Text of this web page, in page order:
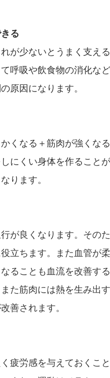
る
が少ないとうまく支え
呼吸や飲食物の消化な
原因になります。
くなる＋筋肉が強くな
にくい身体を作ること
ります。
が良くなります。その
立ちます。また血管が
ることも血流を改善す
た筋肉には熱を生み出
善されます。
疲労感を与えておくこ